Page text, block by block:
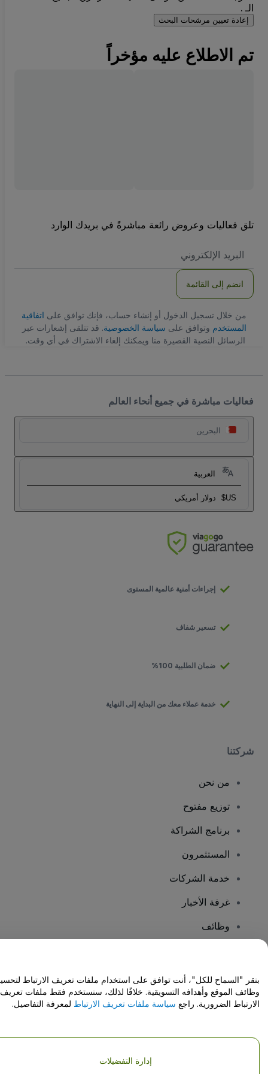
الـ .
إعادة تعيين مرشحات البحث
تم الاطلاع عليه مؤخراً
تلق فعاليات وعروض رائعة مباشرةً في بريدك الوارد
الاكتروني
انضم إلى القائمة
من خلال تسجيل الدخول أو إنشاء حساب، فإنك توافق على اتفاقية
المستخدم وتوافق على سياسة الخصوصية. قد تتلقى إشعارات عبر
الرسائل النصية القصيرة منا ويمكنك إلغاء الاشتراك في أي وقت.
فعاليات مباشرة في جميع أنحاء العالم
البحرين
العربية
US$ دولار أمريكي
إجراءات أمنية عالمية المستوى
تسعير شفاف
ضمان الطلبية 100%
خدمة عملاء معك من البداية إلى النهاية
شركتنا
من نحن
توزيع مفتوح
برنامج الشراكة
المستثمرون
خدمة الشركات
غرفة الأخبار
وظائف
مركز المساعدة / اتصل بنا
حقوق النشر © شركة فياجوجو المحدودة 2026
تفاصيل الشركة
بنقر "السماح للكل"، أنت توافق على استخدام ملفات تعريف الارتباط
وظائف الموقع وأهدافه التسويقية. خلافًا لذلك، سنستخدم فقط ملفات تعريف
الارتباط الضرورية. راجع سياسة ملفات تعريف الارتباط لمعرفة التفاصيل.
إدارة التفضيلات